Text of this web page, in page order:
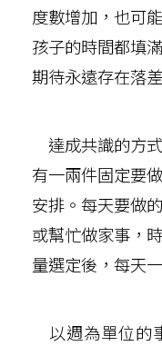
度數增加，也可
孩子的時間都填
期待永遠存在落
達成共識的方
有一兩件固定要
安排。每天要做
或幫忙做家事，
量選定後，每天
以週為單位的